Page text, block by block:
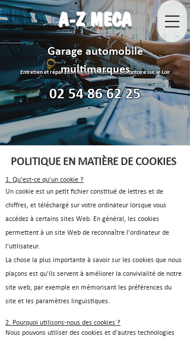
A-Z MECA
Entretien et réparation de votre véhicule à Montoire sur le Loir
02 54 86 62 25
Garage automobile
multimarques
POLITIQUE EN MATIÈRE DE COOKIES
1. Qu'est-ce qu'un cookie ?
Un cookie est un petit fichier constitué de lettres et de
chiffres, et téléchargé sur votre ordinateur lorsque vous
accédez à certains sites Web. En général, les cookies
permettent à un site Web de reconnaître l'ordinateur de
l’utilisateur.
La chose la plus importante à savoir sur les cookies que nous
plaçons est qu'ils servent à améliorer la convivialité de notre
site web, par exemple en mémorisant les préférences du
site et les paramètres linguistiques.
2. Pourquoi utilisons-nous des cookies ?
Nous pouvons utiliser des cookies et d'autres technologies